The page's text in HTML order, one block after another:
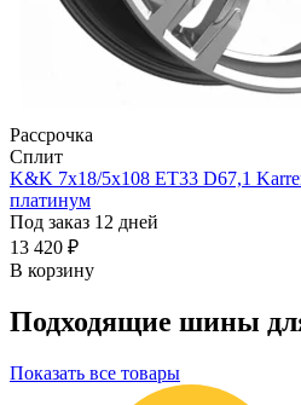
Рассрочка
Сплит
K&K 7x18/5x108 ET33 D67,1
платинум
Под заказ 12 дней
13 420 ₽
В корзину
Подходящие шины
Показать все товары